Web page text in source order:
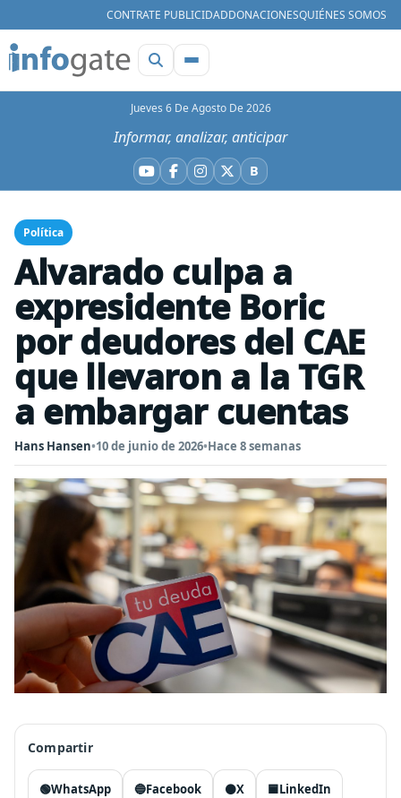
CONTRATE PUBLICIDADDONACIONESQUIÉNES SOMOS
Jueves 6 De Agosto De 2026
Informar, analizar, anticipar
YouTube
Facebook
Instagram
X BBluesky
Política
Alvarado culpa a
expresidente Boric
por deudores del CAE
que llevaron a la TGR
a embargar cuentas
Hans Hansen•10 de junio de 2026•Hace 8 semanas
Compartir
🟢WhatsApp 🔵Facebook ⚫X 🟦LinkedIn